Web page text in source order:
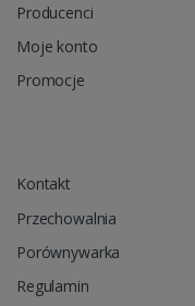
Producenci
Moje konto
Promocje
Kontakt
Przechowalnia
Porównywarka
Regulamin